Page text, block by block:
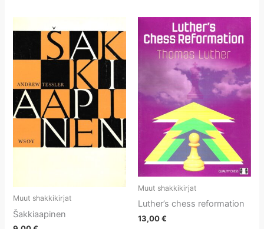
Muut shakkikirjat
Šakkiaapinen
Muut shakkikirjat
Luther’s chess reformation
13,00€